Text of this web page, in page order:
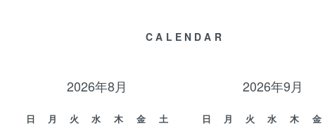
CALENDAR
2026年8月
日 月 火 水 木 金
土
2026年9月
日 月 火 水 木
金